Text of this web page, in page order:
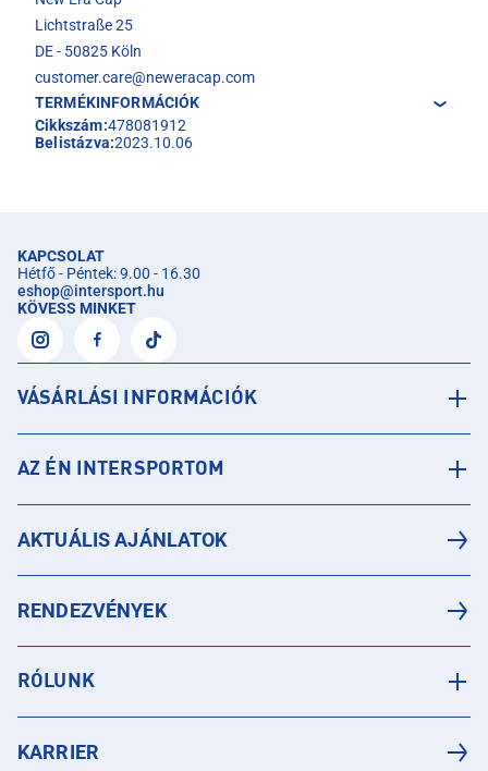
Lichtstraße 25
DE - 50825 Köln
customer.care@neweracap.com
TERMÉKINFORMÁCIÓK
Cikkszám:478081912
Belistázva:2023.10.06
KAPCSOLAT
Hétfő - Péntek: 9.00 - 16.30
eshop@intersport.hu
KÖVESS MINKET
VÁSÁRLÁSI INFORMÁCIÓK
AZ ÉN INTERSPORTOM
AKTUÁLIS AJÁNLATOK
RENDEZVÉNYEK
RÓLUNK
KARRIER